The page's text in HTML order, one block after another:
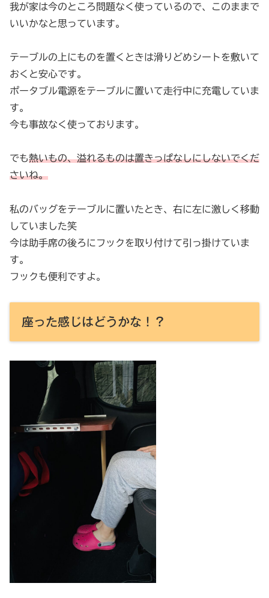
我が家は今のところ問題なく使っているので、このままで
いいかなと思っています。
テーブルの上にものを置くときは滑りどめシートを敷いて
おくと安心です。
ポータブル電源をテーブルに置いて走行中に充電していま
す。
今も事故なく使っております。
でも熱いもの、溢れるものは置きっぱなしにしないでくだ
さいね。
私のバッグをテーブルに置いたとき、右に左に激しく移動
していました笑
今は助手席の後ろにフックを取り付けて引っ掛けていま
す。
フックも便利ですよ。
座った感じはどうかな！？